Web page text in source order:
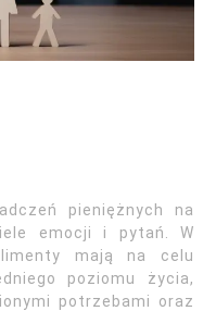
pieniężnych na
emocji i pytań. W
mają na celu
poziomu życia,
potrzebami oraz